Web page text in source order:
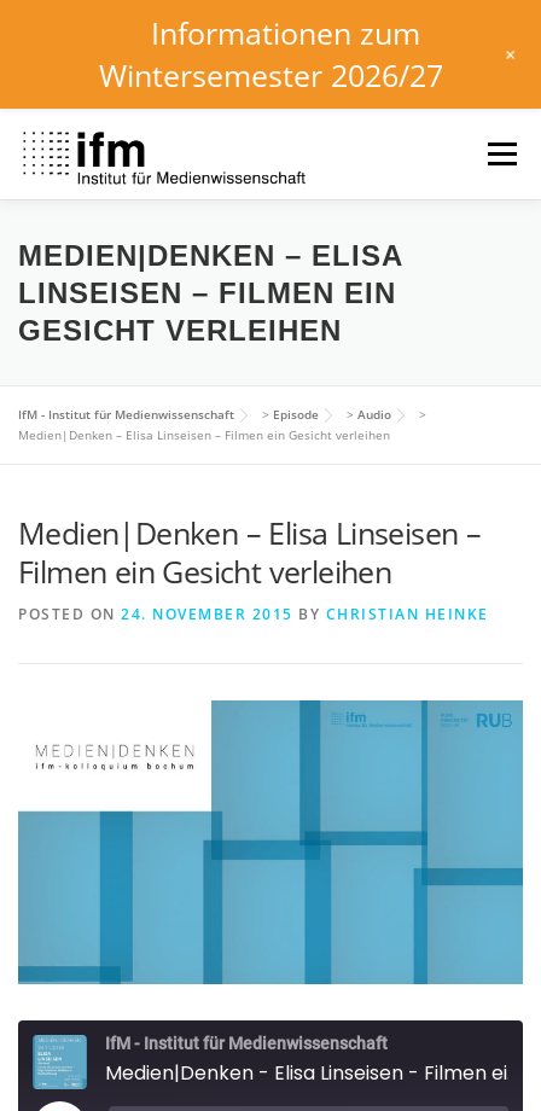
content
Menu
HOME NEWS KALENDER STUDIUM
INSTITUT FORSCHUNG DOWNLOADS
MEDIEN|DENKEN – ELISA
LINSEISEN – FILMEN EIN
GESICHT VERLEIHEN
IfM - Institut für Medienwissenschaft > Episode > Audio
>
Medien|Denken – Elisa Linseisen – Filmen ein Gesicht verleihen
Medien|Denken – Elisa Linseisen –
Filmen ein Gesicht verleihen
POSTED ON 24. NOVEMBER 2015 BY CHRISTIAN HEINKE
IfM - Institut für Medienwissenschaft
Medien|Denken - Elisa Linseisen - Filmen ein Gesicht verleihen
Informationen zum
Wintersemester 2026/27
+